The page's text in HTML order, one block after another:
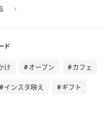
ド
け オープン カフェ
インスタ映え ギフト